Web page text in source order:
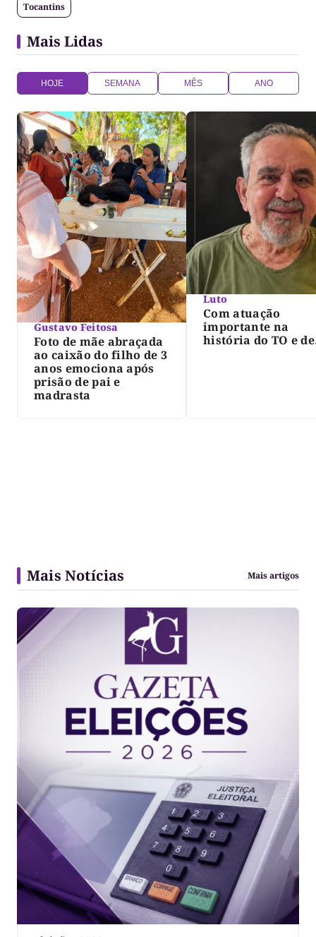
Tocantins
Mais Lidas
HOJE SEMANA MÊS ANO
Gustavo Feitosa
Foto de mãe abraçada
ao caixão do filho de 3
anos emociona após
prisão de pai e
madrasta
Luto
Com atuação
importante na
história do TO e de
Mais Notícias Mais artigos